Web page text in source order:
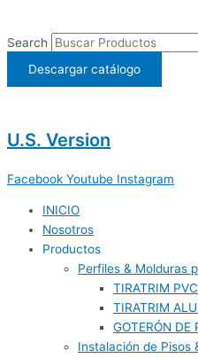
contenido
Search
Descargar catálogo
U.S. Version
Facebook Youtube Instagram
INICIO
Nosotros
Productos
Perfiles & Molduras
TIRATRIM PVC
TIRATRIM
GOTERÓN DE
Instalación de Pisos